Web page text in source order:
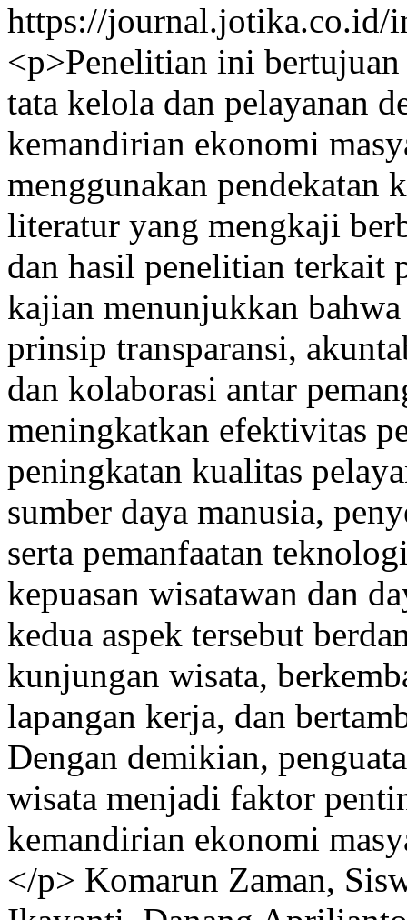
https://journal.jotika.co.id/
<p>Penelitian ini bertujuan
tata kelola dan pelayanan
kemandirian ekonomi
menggunakan pendekatan
literatur yang mengkaji
dan hasil penelitian terkait
kajian menunjukkan
prinsip transparansi,
dan kolaborasi antar
meningkatkan efektivitas
peningkatan kualitas
sumber daya manusia,
serta pemanfaatan
kepuasan wisatawan dan
kedua aspek tersebut
kunjungan wisata,
lapangan kerja, dan
Dengan demikian,
wisata menjadi faktor
kemandirian ekonomi
</p> Komarun Zaman,